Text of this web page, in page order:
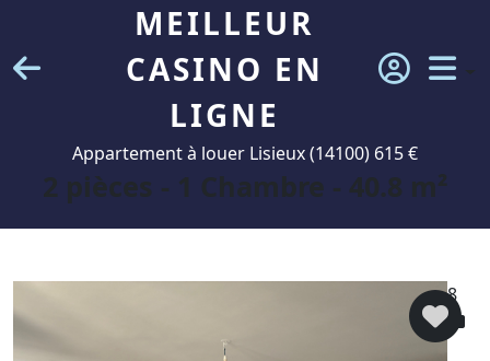
MEILLEUR
CASINO EN
LIGNE
Appartement à louer Lisieux (14100) 615 €
2 pièces - 1 Chambre - 40.8 m²
8